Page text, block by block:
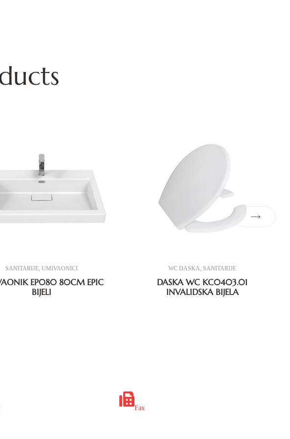
SANITARIJE,UMIVAONICI
EP080 80CM EPIC
BIJELI
WC DASKA, SANITARIJE
DASKA WC KC0403.01
INVALIDSKA BIJELA
+387 35 649 703
Fax